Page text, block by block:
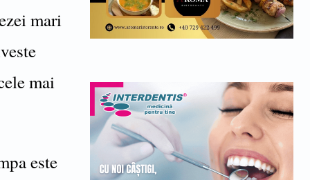
mari
mai
este